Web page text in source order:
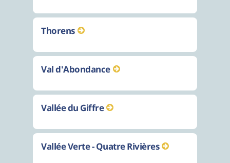
Thorens
Val d'Abondance
Vallée du Giffre
Vallée Verte - Quatre Rivières